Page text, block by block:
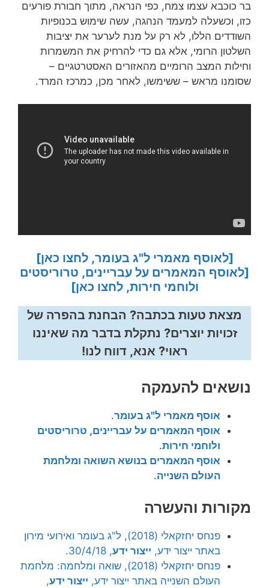
בר כוכבא עצמו צמח, כפי הנראה, מתוך חבורת פורעים
כזו, וכשעלה למעמד הנהגה, עשה שימוש בכנופיות
השודדים הללו, לא רק על מנת לערער את יציבות
השלטון הרומי, אלא גם כדי להרחיק את המשמרות
וחילות המצב הרומיים מהאזורים האסטרטגיים –
שסומנו מראש – ששימשו, לאחר מכן, כמרכז המרד.
[לאוסף מאמרי ל"ג בעומר, לחצו כאן]
[לאוסף המאמרים על עבריינים, טרוריסטים
ולוחמי חירות, לחצו כאן]
מצאת טעות בכתבה? הבחנת בהפרה של
זכויות יוצרים? נתקלת בדבר מה שאיננו
ראוי? אנא, דווח לנו!
נושאים להעמקה
אוסף מאמרי ל"ג בעומר.
אוסף המאמרים על עבריינים, טרוריסטים
ולוחמי חירות.
אוסף המאמרים בנושא השואה ומלחמת
העולם השנייה.
מקורות והעשרה
פנחס יחזקאלי (2018), ל"ג בעומר ואירועי מירון
באתר ייצור ידע, ייצור ידע, 30/4/18.
פנחס יחזקאלי (2018), שואה ומלחמה: מלחמת
העולם השנייה באתר ייצור ידע, ייצור ידע,